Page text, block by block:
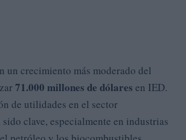
un crecimiento más moderado del
71.000 millones de dólares en IED.
de utilidades en el sector
clave, especialmente en industrias